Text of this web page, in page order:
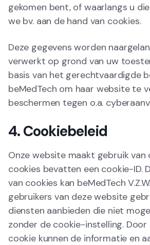
gekomen bent, of waarlangs u
we bv. aan de hand van cookies.
Deze gegevens worden
verwerkt op grond van uw
basis van het gerechtvaardigde
beMedTech om haar website te
beschermen tegen o.a.
4. Cookiebeleid
Onze website maakt gebruik van
cookies bevatten een cookie-ID.
van cookies kan beMedTech
gebruikers van deze website
diensten aanbieden die niet
zonder de cookie-instelling. Door
cookie kunnen de informatie en